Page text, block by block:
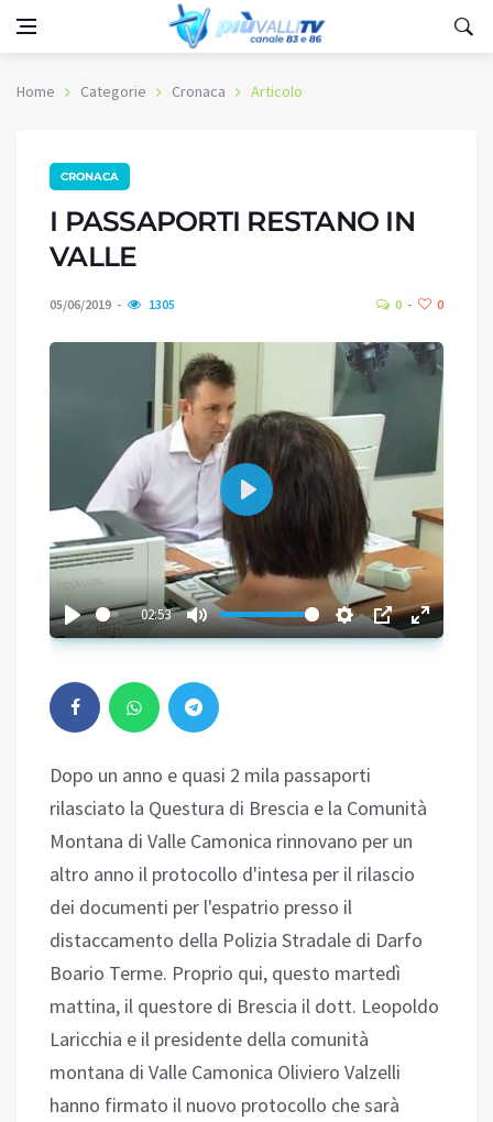
Home Categorie Cronaca Articolo
CRONACA
I PASSAPORTI RESTANO IN
VALLE
05/06/2019 1305 0 0
02:53
Play
Dopo un anno e quasi 2 mila passaporti
rilasciato la Questura di Brescia e la Comunità
Montana di Valle Camonica rinnovano per un
altro anno il protocollo d'intesa per il rilascio
dei documenti per l'espatrio presso il
distaccamento della Polizia Stradale di Darfo
Boario Terme. Proprio qui, questo martedì
mattina, il questore di Brescia il dott. Leopoldo
Laricchia e il presidente della comunità
montana di Valle Camonica Oliviero Valzelli
hanno firmato il nuovo protocollo che sarà